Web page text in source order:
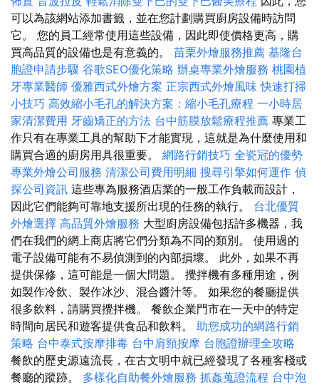
可以為該網站添加書籤，並在您計劃購買廚房設備時訪問
它。 您的員工經常使用這些設備，因此即使價格更高，購
買高品質的設備也是有意義的。 苗栗外燴服務推薦 基隆台
胞證申請步驟 谷歌SEO優化策略 辦桌專業外燴服務 桃園植
牙專業醫師 優雅西式外燴方案 正宗西式外燴風味快速打掃
小技巧 高效縮小毛孔的解決方案：縮小毛孔療程 一小時居
家清潔費用 牙齒矯正的方法 台中筋膜放鬆療程推薦 專業工
作只有在專業工具的幫助下才能實現，這就是為什麼使用和
購買合適的廚房用具很重要。 網路行銷技巧 全瓷冠的優勢
專業外燴公司服務 清潔公司費用明細 搜尋引擎如何運作 偵
探公司資訊 這些專為服務酒店業的一般工作負載而設計，
因此它們能夠可靠地支援所出現的任務的執行。 台北優質
外燴選擇 高品質外燴服務 大型廚房設備包括許多機器，我
們在我們的網上商店將它們分類為不同的類別。 使用過的
電子設備可能有不易偵測到的內部損壞。 此外，如果不再
提供保修，這可能是一個大問題。 攪拌機有多種用途，例
如製作冷飲、製作冰沙、混合醬汁等。 如果您的餐廳提供
很多飲料，請購買攪拌機。 餐飲企業門市在一天中的特定
時間向居民和遊客提供食品和飲料。 助您成功的網路行銷
策略 台中泰式按摩排毒 台中肩頸按摩 台胞證辦理全攻略
餐飲的歷史源遠流長，在古文明中就已經發現了各種客棧或
餐廳的蹤跡。 多樣化自助餐外燴服務 抓姦蒐證流程 台中泡